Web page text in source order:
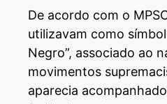
De acordo com o
utilizavam como
Negro”, associado ao
movimentos
aparecia